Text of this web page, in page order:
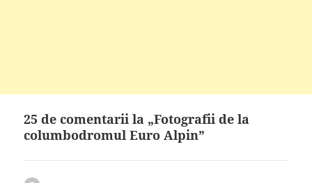
25 de comentarii la „Fotografii de la
columbodromul Euro Alpin”